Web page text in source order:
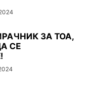
ЗА ТОА,
СЕ